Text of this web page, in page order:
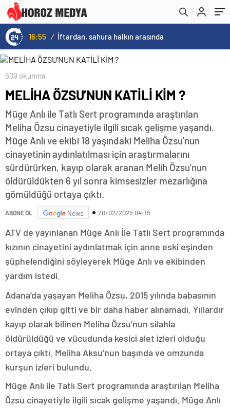
16:55 / İftardan, sahura halkın arasında
509 okunma
MELİHA ÖZSU’NUN KATİLİ KİM ?
Müge Anlı ile Tatlı Sert programında araştırılan
Meliha Özsu cinayetiyle ilgili sıcak gelişme yaşandı.
Müge Anlı ve ekibi 18 yaşındaki Meliha Özsu'nun
cinayetinin aydınlatılması için araştırmalarını
sürdürürken, kayıp olarak aranan Melih Özsu'nun
öldürüldükten 6 yıl sonra kimsesizler mezarlığına
gömüldüğü ortaya çıktı.
ABONE OL News 20/02/2025 04:15
ATV de yayınlanan Müge Anlı İle Tatlı Sert programında
kızının cinayetini aydınlatmak için anne eski eşinden
şüphelendiğini söyleyerek Müge Anlı ve ekibinden
yardım istedi.
Adana’da yaşayan Meliha Özsu, 2015 yılında babasının
evinden çıkıp gitti ve bir daha haber alınamadı. Yıllardır
kayıp olarak bilinen Meliha Özsu’nun silahla
öldürüldüğü ve vücudunda kesici alet izleri olduğu
ortaya çıktı. Meliha Aksu’nun başında ve omzunda
kurşun izleri bulundu.
Müge Anlı ile Tatlı Sert programında araştırılan Meliha
Özsu cinayetiyle ilgili sıcak gelişme yaşandı. Müge Anlı